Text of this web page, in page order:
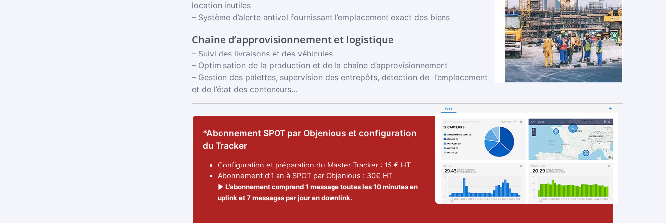
location inutiles
– Système d’alerte antivol fournissant l’emplacement exact des biens
Chaîne d’approvisionnement et logistique
– Suivi des livraisons et des véhicules
– Optimisation de la production et de la chaîne d’approvisionnement
– Gestion des palettes, supervision des entrepôts, détection de l’emplacement
et de l’état des conteneurs…
*Abonnement SPOT par Objenious et configuration
du Tracker
Configuration et préparation du Master Tracker : 15 € HT
Abonnement d’1 an à SPOT par Objenious : 30€ HT
► L’abonnement comprend 1 message toutes les 10 minutes en
uplink et 7 messages par jour en downlink.